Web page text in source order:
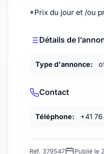
*Prix du jour et /ou
Détails de
Type d'annonce:
Contact
Téléphone: +41
Réf. 379547 Publié le